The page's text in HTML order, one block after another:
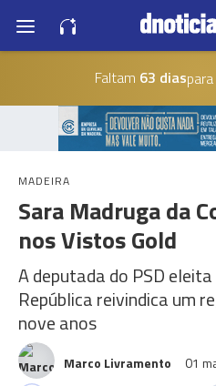
Faltam 63 dias
MADEIRA
Sara Madruga da
nos Vistos Gold
A deputada do PSD
República reivindica um
nove anos
Marco Livramento 01